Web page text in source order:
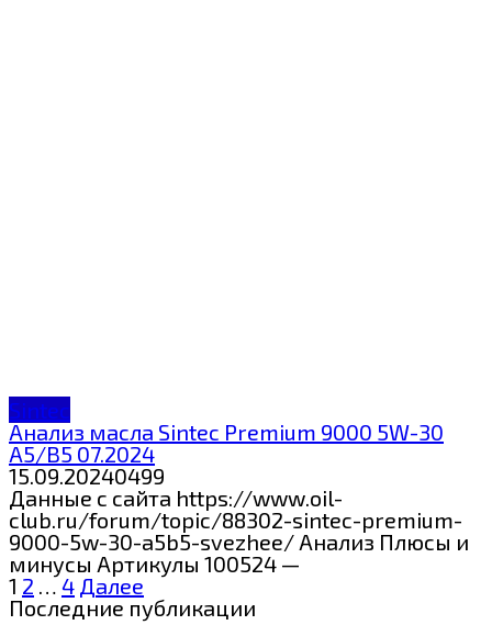
Sintec
Анализ масла Sintec Premium 9000 5W-30
A5/B5 07.2024
15.09.20240499
Данные с сайта https://www.oil-
club.ru/forum/topic/88302-sintec-premium-
9000-5w-30-a5b5-svezhee/ Анализ Плюсы и
минусы Артикулы 100524 —
Пагинация
записей
1 2 …4 Далее
Последние публикации